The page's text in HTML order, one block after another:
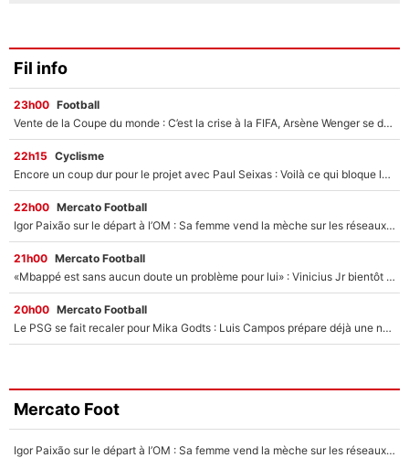
Fil info
23h00 Football
Vente de la Coupe du monde : C’est la crise à la FIFA, Arsène Wenger se désolidarise du projet de Gianni Infantino !
22h15 Cyclisme
Encore un coup dur pour le projet avec Paul Seixas : Voilà ce qui bloque le transfert d’un coureur chez Decathlon-CMA CGM
22h00 Mercato Football
Igor Paixão sur le départ à l’OM : Sa femme vend la mèche sur les réseaux sociaux pour son transfert ?
21h00 Mercato Football
«Mbappé est sans aucun doute un problème pour lui» : Vinicius Jr bientôt sacrifié par le Real Madrid ?
20h00 Mercato Football
Le PSG se fait recaler pour Mika Godts : Luis Campos prépare déjà une nouvelle offensive pour boucler son transfert !
Mercato Foot
Igor Paixão sur le départ à l’OM : Sa femme vend la mèche sur les réseaux sociaux pour son transfert ?